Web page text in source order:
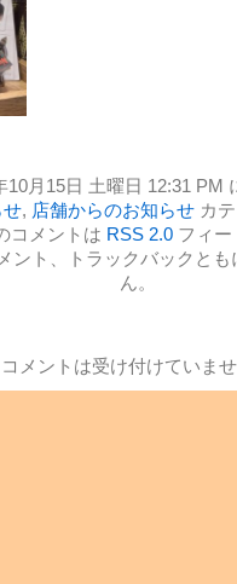
10月15日 土曜日 12:31 PM
, 店舗からのお知らせカテ
コメントは RSS 2.0 フィ
ント、トラックバックと
ん。
コメントは受け付けていま